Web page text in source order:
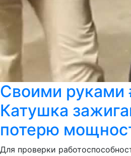
Своими руками
Катушка
потерю
Для проверки